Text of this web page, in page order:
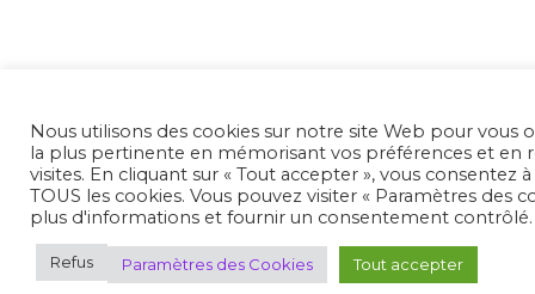
Nous utilisons des cookies sur notre site Web pour vous
la plus pertinente en mémorisant vos préférences et en
visites. En cliquant sur « Tout accepter », vous consentez
TOUS les cookies. Vous pouvez visiter « Paramètres des
plus d'informations et fournir un consentement contrôlé.
Refus Paramètres des Cookies Tout accepter